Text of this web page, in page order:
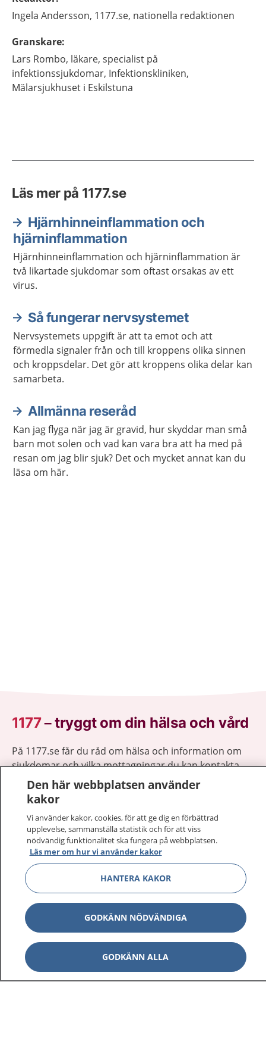
Ingela Andersson, 1177.se, nationella redaktionen
Granskare:
Lars Rombo, läkare, specialist på
infektionssjukdomar, Infektionskliniken,
Mälarsjukhuset i Eskilstuna
Läs mer på 1177.se
Hjärnhinneinflammation och
hjärninflammation
Hjärnhinneinflammation och hjärninflammation är
två likartade sjukdomar som oftast orsakas av ett
virus.
Så fungerar nervsystemet
Nervsystemets uppgift är att ta emot och att
förmedla signaler från och till kroppens olika sinnen
och kroppsdelar. Det gör att kroppens olika delar kan
samarbeta.
Allmänna reseråd
Kan jag flyga när jag är gravid, hur skyddar man små
barn mot solen och vad kan vara bra att ha med på
resan om jag blir sjuk? Det och mycket annat kan du
läsa om här.
1177–tryggt om din hälsa och vård
På 1177.se får du råd om hälsa och information om
sjukdomar och vilka mottagningar du kan kontakta.
Logga in för att läsa din journal och göra dina
vårdärenden. Ring telefonnummer 1177 för
1177 ger dig råd när du vill må bättre.
1177 på flera språk
Om 1177 Visa
Kontakt Visa
Den här webbplatsen använder
kakor
Vi använder kakor, cookies, för att ge dig en förbättrad
upplevelse, sammanställa statistik och för att viss
nödvändig funktionalitet ska fungera på webbplatsen.
Läs mer om hur vi använder kakor
HANTERA KAKOR
GODKÄNN NÖDVÄNDIGA
GODKÄNN ALLA